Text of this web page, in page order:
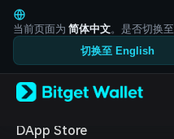
English
日本語
Tiếng Việt
Русский
Español (Latinoamérica)
Türkçe
Français
当前页面为 简体中文。是否切换至
切换至 English
DApp Store